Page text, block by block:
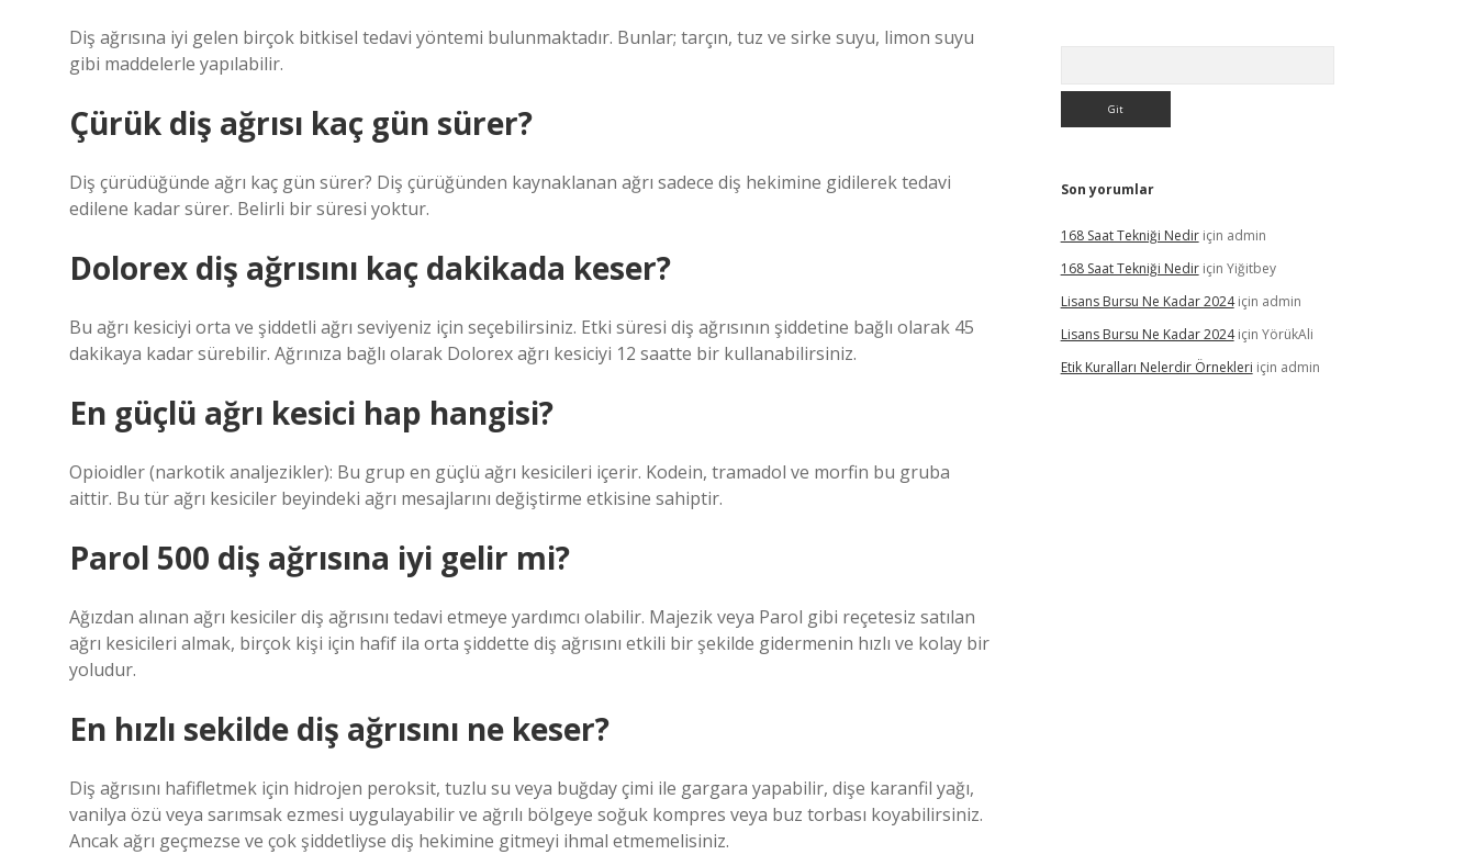
Diş ağrısına iyi gelen birçok bitkisel tedavi yöntemi bulunmaktadır. Bunlar; tarçın, tuz ve sirke suyu, limon suyu
gibi maddelerle yapılabilir.
Çürük diş ağrısı kaç gün sürer?
Diş çürüdüğünde ağrı kaç gün sürer? Diş çürüğünden kaynaklanan ağrı sadece diş hekimine gidilerek tedavi
edilene kadar sürer. Belirli bir süresi yoktur.
Dolorex diş ağrısını kaç dakikada keser?
Bu ağrı kesiciyi orta ve şiddetli ağrı seviyeniz için seçebilirsiniz. Etki süresi diş ağrısının şiddetine bağlı olarak 45
dakikaya kadar sürebilir. Ağrınıza bağlı olarak Dolorex ağrı kesiciyi 12 saatte bir kullanabilirsiniz.
En güçlü ağrı kesici hap hangisi?
Opioidler (narkotik analjezikler): Bu grup en güçlü ağrı kesicileri içerir. Kodein, tramadol ve morfin bu gruba
aittir. Bu tür ağrı kesiciler beyindeki ağrı mesajlarını değiştirme etkisine sahiptir.
Parol 500 diş ağrısına iyi gelir mi?
Ağızdan alınan ağrı kesiciler diş ağrısını tedavi etmeye yardımcı olabilir. Majezik veya Parol gibi reçetesiz satılan
ağrı kesicileri almak, birçok kişi için hafif ila orta şiddette diş ağrısını etkili bir şekilde gidermenin hızlı ve kolay bir
yoludur.
En hızlı sekilde diş ağrısını ne keser?
Diş ağrısını hafifletmek için hidrojen peroksit, tuzlu su veya buğday çimi ile gargara yapabilir, dişe karanfil yağı,
vanilya özü veya sarımsak ezmesi uygulayabilir ve ağrılı bölgeye soğuk kompres veya buz torbası koyabilirsiniz.
Ancak ağrı geçmezse ve çok şiddetliyse diş hekimine gitmeyi ihmal etmemelisiniz.
Son yorumlar
168 Saat Tekniği Nediriçin admin
168 Saat Tekniği Nediriçin Yiğitbey
Lisans Bursu Ne Kadar 2024için admin
Lisans Bursu Ne Kadar 2024için YörükAli
Etik Kuralları Nelerdir Örnekleri için admin